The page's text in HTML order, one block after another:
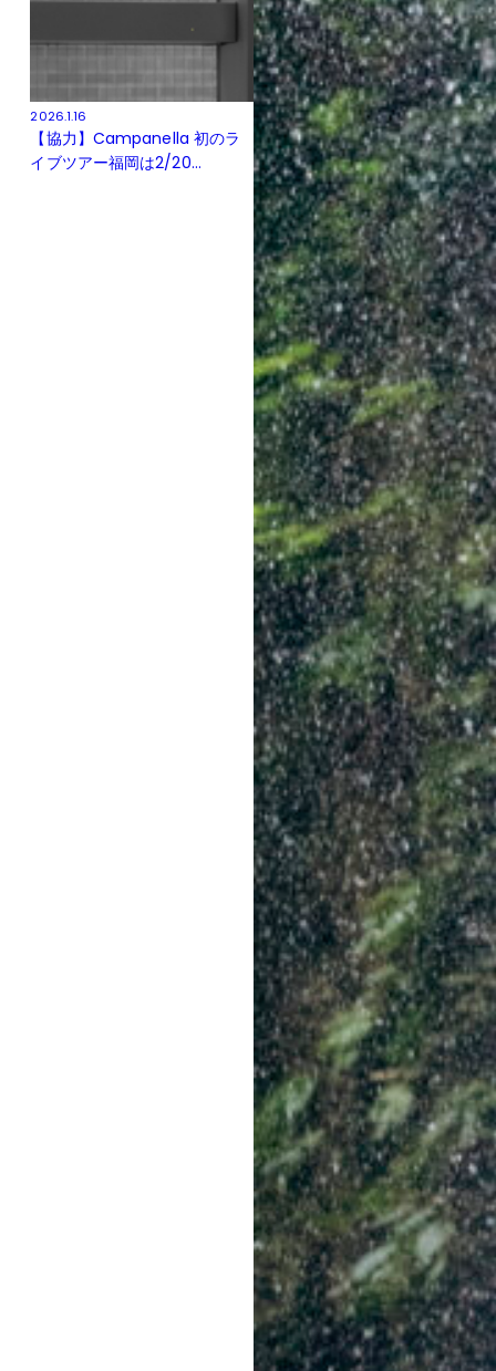
2026.1.16
【協力】Campanella 初のラ
イブツアー福岡は2/20...